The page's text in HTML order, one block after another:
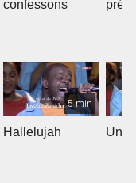
confessons
5 min
Hallelujah Un